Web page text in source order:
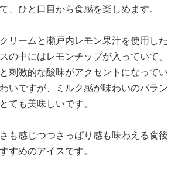
、ひと口目から食感を楽しめます。
リームと瀬戸内レモン果汁を使用した
の中にはレモンチップが入っていて、
刺激的な酸味がアクセントになってい
いですが、ミルク感が味わいのバラン
ても美味しいです。
も感じつつさっぱり感も味わえる食後
すめのアイスです。